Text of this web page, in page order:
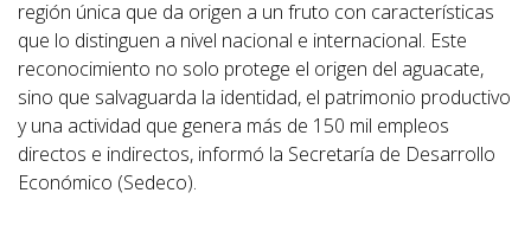
región única que da origen a un fruto con características
que lo distinguen a nivel nacional e internacional. Este
reconocimiento no solo protege el origen del aguacate,
sino que salvaguarda la identidad, el patrimonio productivo
y una actividad que genera más de 150 mil empleos
directos e indirectos, informó la Secretaría de Desarrollo
Económico (Sedeco).